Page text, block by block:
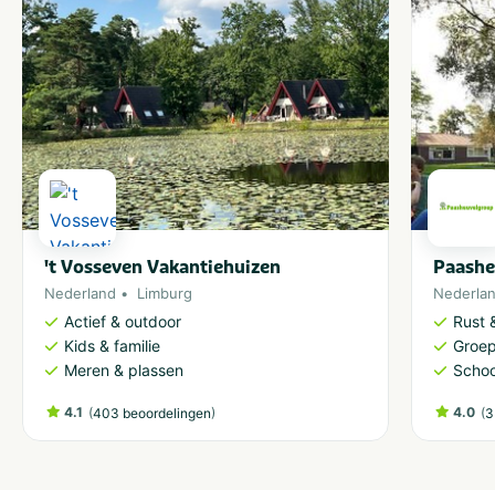
't Vosseven Vakantiehuizen
Nederland Limburg
Actief & outdoor
Kids & familie
Meren & plassen
4.1 (403 beoordelingen)
Rust
4.0 (